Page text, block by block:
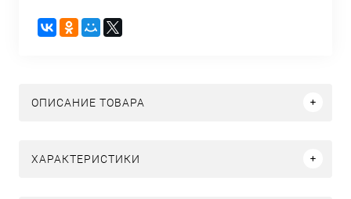
ОПИСАНИЕ ТОВАРА
ХАРАКТЕРИСТИКИ